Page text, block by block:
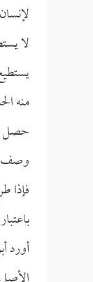
لا
منه
حصل
وصف
فإذا
أورد